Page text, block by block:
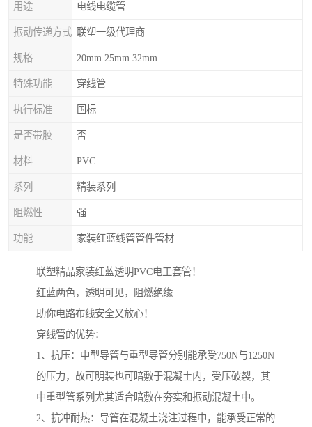
用途 电线电缆管
振动传递方式 联塑一级代理商
规格 20mm 25mm 32mm
特殊功能 穿线管
执行标准 国标
是否带胶 否
材料 PVC
系列 精装系列
阻燃性 强
功能 家装红蓝线管管件管材
联塑精品家装红蓝透明PVC电工套管！
红蓝两色，透明可见，阻燃绝缘
助你电路布线安全又放心！
穿线管的优势：
1、抗压：中型导管与重型导管分别能承受750N与1250N
的压力，故可明装也可暗敷于混凝土内，受压破裂，其
中重型管系列尤其适合暗敷在夯实和振动混凝土中。
2、抗冲耐热：导管在混凝土浇注过程中，能承受正常的